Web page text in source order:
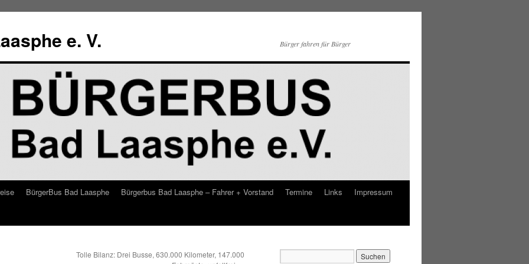
e. V. Bürger fahren für Bürger
BürgerBus Bad Laasphe Bürgerbus Bad Laasphe – Fahrer + Vorstand Termine Links
Impressum
Tolle Bilanz: Drei Busse, 630.000 Kilometer, 147.000